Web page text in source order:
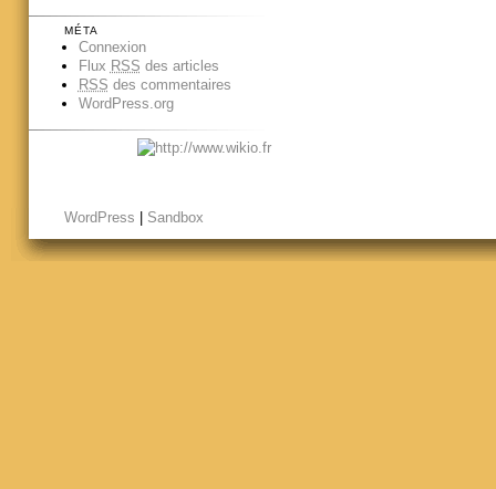
MÉTA
Connexion
Flux RSS des articles
RSS des commentaires
WordPress.org
WordPress Sandbox